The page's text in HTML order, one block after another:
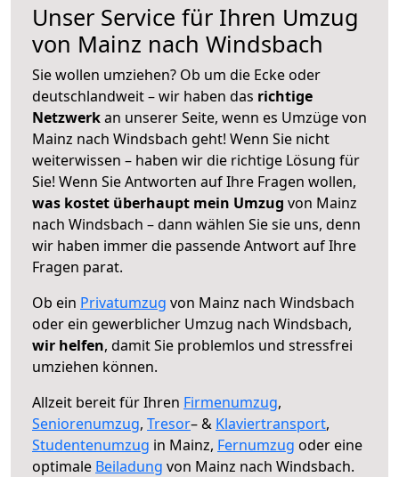
Unser Service für Ihren Umzug
von Mainz nach Windsbach
Sie wollen umziehen? Ob um die Ecke oder
deutschlandweit – wir haben das richtige
Netzwerkan unserer Seite, wenn es Umzüge von
Mainz nach Windsbach geht! Wenn Sie nicht
weiterwissen – haben wir die richtige Lösung für
Sie! Wenn Sie Antworten auf Ihre Fragen wollen,
was kostet überhaupt mein Umzug von Mainz
nach Windsbach – dann wählen Sie sie uns, denn
wir haben immer die passende Antwort auf Ihre
Fragen parat.
Ob ein Privatumzug von Mainz nach Windsbach
oder ein gewerblicher Umzug nach Windsbach,
wir helfen, damit Sie problemlos und stressfrei
umziehen können.
Allzeit bereit für Ihren Firmenumzug,
Seniorenumzug, Tresor– & Klaviertransport,
Studentenumzug in Mainz, Fernumzug oder eine
optimale Beiladung von Mainz nach Windsbach.